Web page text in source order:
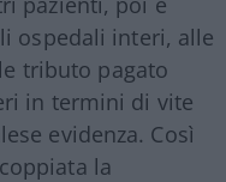
ospedali interi, alle
tributo pagato
in termini di vite
evidenza. Così
la